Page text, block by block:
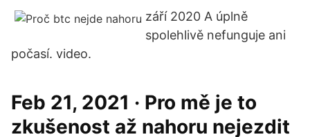
září 2020 A úplně
spolehlivě nefunguje ani
počasí. video.
Feb 21, 2021 · Pro mě je to
zkušenost až nahoru nejezdit